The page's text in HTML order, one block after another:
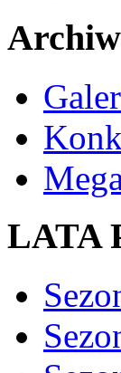
LATA